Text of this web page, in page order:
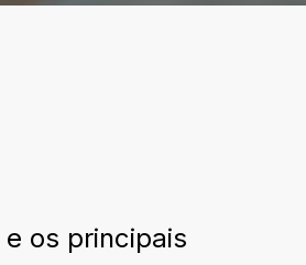
os principais